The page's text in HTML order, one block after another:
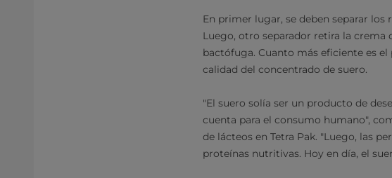
En primer lugar, se deben separar
Luego, otro separador retira la crema
bactófuga. Cuanto más eficiente es
calidad del concentrado de suero.
"El suero solía ser un producto de
cuenta para el consumo humano",
de lácteos en Tetra Pak. "Luego, las
proteínas nutritivas. Hoy en día, el